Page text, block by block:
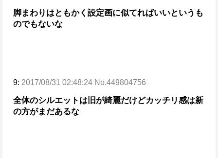
脚まわりはともかく設定画に似てればいいというも
のでもないな
9: 2017/08/31 02:48:24 No.449804756
全体のシルエットは旧が綺麗だけどカッチリ感は新
の方がまだあるな